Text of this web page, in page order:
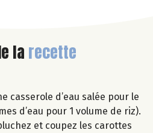
larecette
casserole d’eau salée pour le
d’eau pour 1 volume de riz).
et coupez les carottes